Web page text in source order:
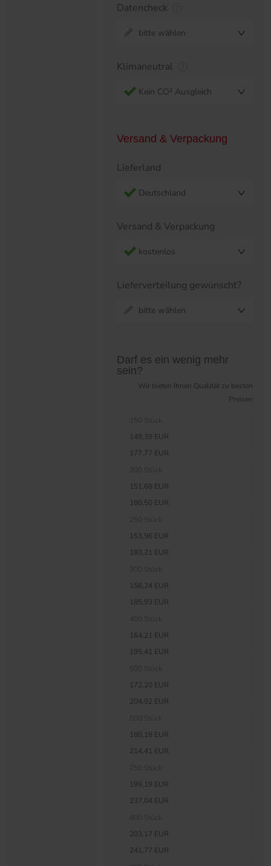
Datencheck
bitte wählen
Klimaneutral
Kein CO² Ausgleich
Versand & Verpackung
Lieferland
Deutschland
Versand & Verpackung
kostenlos
Lieferverteilung gewünscht?
bitte wählen
Darf es ein wenig mehr
sein?
Wir bieten Ihnen Qualität zu besten
Preisen
149,39 EUR
177,77 EUR
151,68 EUR
180,50 EUR
153,96 EUR
183,21 EUR
156,24 EUR
185,93 EUR
164,21 EUR
195,41 EUR
172,20 EUR
204,92 EUR
180,18 EUR
214,41 EUR
199,19 EUR
237,04 EUR
203,17 EUR
241,77 EUR